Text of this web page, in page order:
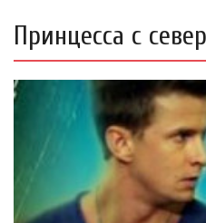
Принцесса с